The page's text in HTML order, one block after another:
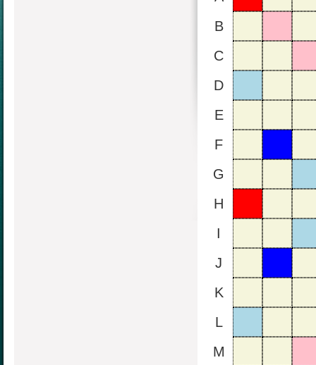
B
C
D
E
F
G
H
I
J
K
L
M